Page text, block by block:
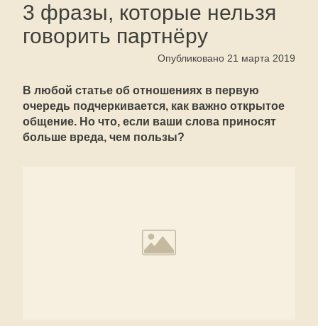
3 фразы, которые нельзя
говорить партнёру
Опубликовано 21 марта 2019
В любой статье об отношениях в первую
очередь подчеркивается, как важно открытое
общение. Но что, если ваши слова приносят
больше вреда, чем пользы?